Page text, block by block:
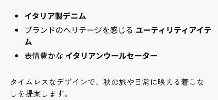
イタリア製デニム
ブランドのヘリテージを感じる ユーティリティアイテ
ム
表情豊かな イタリアンウールセーター
タイムレスなデザインで、秋の旅や日常に映える着こな
しを提案します。